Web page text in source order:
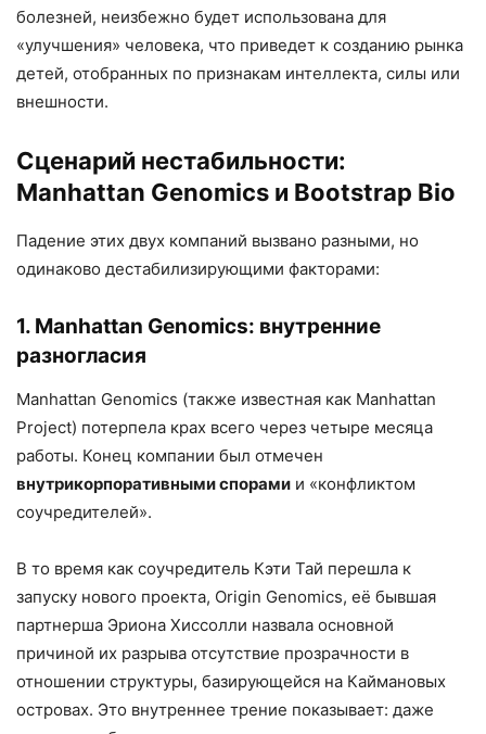
болезней, неизбежно будет использована для
«улучшения» человека, что приведет к созданию рынка
детей, отобранных по признакам интеллекта, силы или
внешности.
Сценарий нестабильности:
Manhattan Genomics и Bootstrap Bio
Падение этих двух компаний вызвано разными, но
одинаково дестабилизирующими факторами:
1. Manhattan Genomics: внутренние
разногласия
Manhattan Genomics (также известная как Manhattan
Project) потерпела крах всего через четыре месяца
работы. Конец компании был отмечен
внутрикорпоративными спорами и «конфликтом
соучредителей».
В то время как соучредитель Кэти Тай перешла к
запуску нового проекта, Origin Genomics, её бывшая
партнерша Эриона Хиссолли назвала основной
причиной их разрыва отсутствие прозрачности в
отношении структуры, базирующейся на Каймановых
островах. Это внутреннее трение показывает: даже